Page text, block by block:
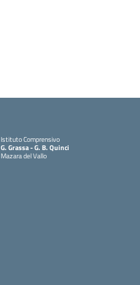
Istituto Comprensivo
G. Grassa - G. B. Quinci
Mazara del Vallo